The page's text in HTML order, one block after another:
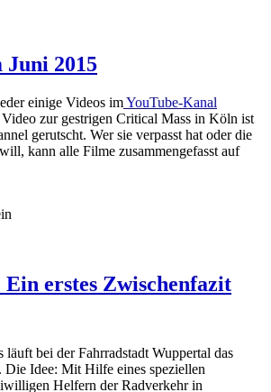
Juni 2015
einige Videos imYouTube-Kanal
Video zur gestrigen Critical Mass in Köln ist
gerutscht. Wer sie verpasst hat oder die
kann alle Filme zusammengefasst auf
erstes Zwischenfazit
läuft bei der Fahrradstadt Wuppertal das
. Die Idee: Mit Hilfe eines speziellen
Helfern der Radverkehr in